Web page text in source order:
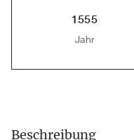
1555
Jahr
Beschreibung